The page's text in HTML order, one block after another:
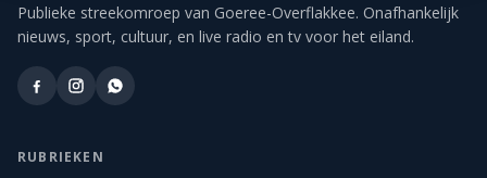
Publieke streekomroep van Goeree-Overflakkee. Onafhankelijk
nieuws, sport, cultuur, en live radio en tv voor het eiland.
RUBRIEKEN